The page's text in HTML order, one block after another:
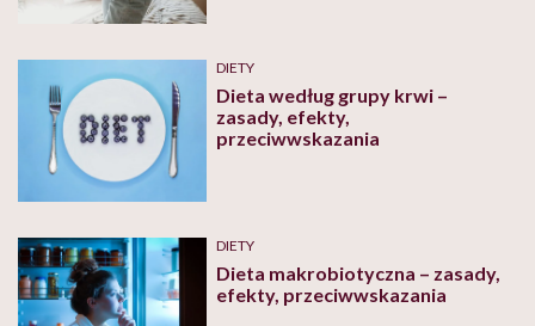
DIETY
Dieta według grupy krwi –
zasady, efekty,
przeciwwskazania
DIETY
Dieta makrobiotyczna – zasady,
efekty, przeciwwskazania